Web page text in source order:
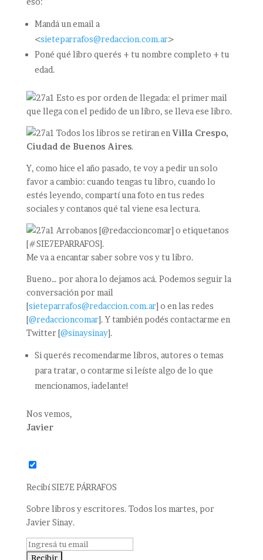
Mandá un email a
<sieteparrafos@redaccion.com.ar>
Poné qué libro querés + tu nombre completo + tu
edad.
Esto es por orden de llegada: el primer mail
que llega con el pedido de un libro, se lleva ese libro.
Todos los libros se retiran en Villa Crespo,
Ciudad de Buenos Aires.
Y, como hice el año pasado, te voy a pedir un solo
favor a cambio: cuando tengas tu libro, cuando lo
estés leyendo, compartí una foto en tus redes
sociales y contanos qué tal viene esa lectura.
Arrobanos [@redaccioncomar] o etiquetanos
[#SIE7EPARRAFOS].
Me va a encantar saber sobre vos y tu libro.
Bueno… por ahora lo dejamos acá. Podemos seguir la
conversación por mail
[sieteparrafos@redaccion.com.ar] o en las redes
[@redaccioncomar]. Y también podés contactarme en
Twitter [@sinaysinay].
Si querés recomendarme libros, autores o temas
para tratar, o contarme si leíste algo de lo que
mencionamos, ¡adelante!
Nos vemos,
Javier
Recibí SIE7E PÁRRAFOS
Sobre libros y escritores. Todos los martes, por
Javier Sinay.